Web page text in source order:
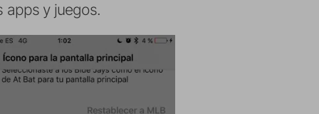
apps y juegos.